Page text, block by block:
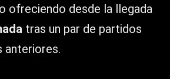
ofreciendo desde la llegada
tras un par de partidos
anteriores.